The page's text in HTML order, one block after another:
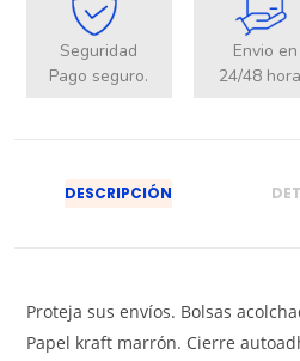
Seguridad
Pago seguro.
Envio en
24/48
DESCRIPCIÓN
Proteja sus envíos. Bolsas
Papel kraft marrón. Cierre